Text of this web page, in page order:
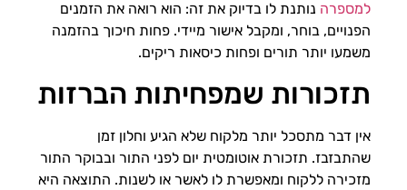
למספרה נותנת לו בדיוק את זה: הוא רואה את הזמנים
הפנויים, בוחר, ומקבל אישור מיידי. פחות חיכוך בהזמנה
משמעו יותר תורים ופחות כיסאות ריקים.
תזכורות שמפחיתות הברזות
אין דבר מתסכל יותר מלקוח שלא הגיע וחלון זמן
שהתבזבז. תזכורת אוטומטית יום לפני התור ובבוקר התור
מזכירה ללקוח ומאפשרת לו לאשר או לשנות. התוצאה היא